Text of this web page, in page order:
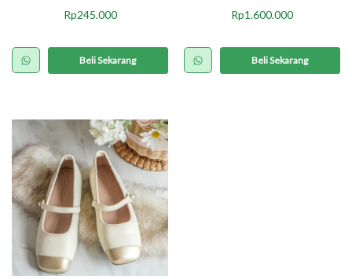
Rp245.000
Beli Sekarang
k
i
n
i
m
e
Rp1.600.000
Beli Sekarang